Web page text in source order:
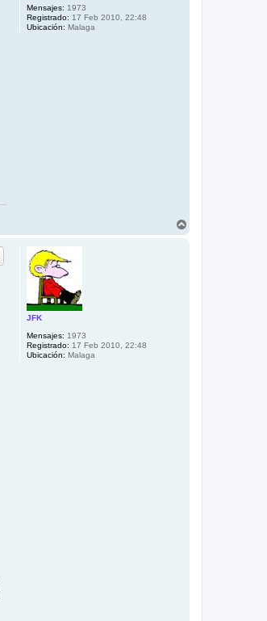
Mensajes: 1973
Registrado: 17 Feb 2010, 22:48
Ubicación: Malaga
JFK
Mensajes: 1973
Registrado: 17 Feb 2010, 22:48
Ubicación: Malaga